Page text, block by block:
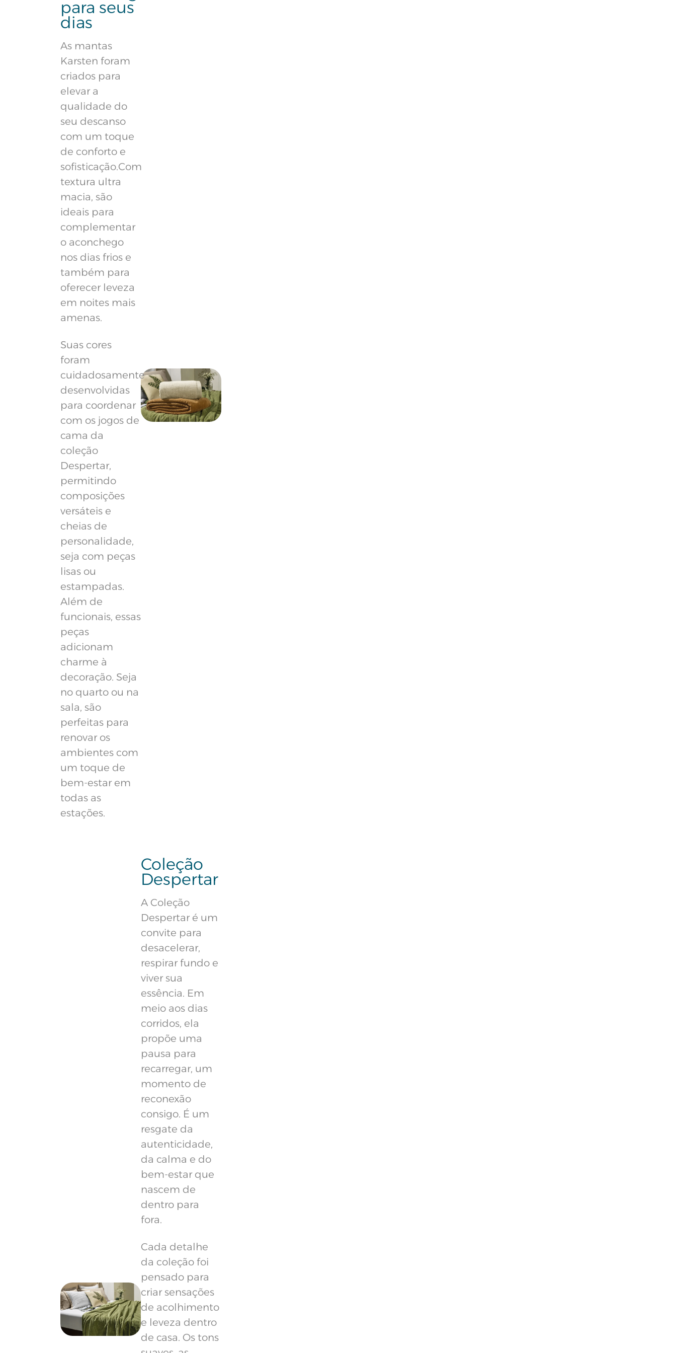
para seus
dias
As mantas
Karsten foram
criados para
elevar a
qualidade do
seu descanso
com um toque
de conforto e
sofisticação.Com
textura ultra
macia, são
ideais para
complementar
o aconchego
nos dias frios e
também para
oferecer leveza
em noites mais
amenas.
Suas cores
foram
cuidadosamente
desenvolvidas
para coordenar
com os jogos de
cama da
coleção
Despertar,
permitindo
composições
versáteis e
cheias de
personalidade,
seja com peças
lisas ou
estampadas.
Além de
funcionais, essas
peças
adicionam
charme à
decoração. Seja
no quarto ou na
sala, são
perfeitas para
renovar os
ambientes com
um toque de
bem-estar em
todas as
estações.
Coleção
Despertar
A Coleção
Despertar é um
convite para
desacelerar,
respirar fundo e
viver sua
essência. Em
meio aos dias
corridos, ela
propõe uma
pausa para
recarregar, um
momento de
reconexão
consigo. É um
resgate da
autenticidade,
da calma e do
bem-estar que
nascem de
dentro para
fora.
Cada detalhe
da coleção foi
pensado para
criar sensações
de acolhimento
e leveza dentro
de casa. Os tons